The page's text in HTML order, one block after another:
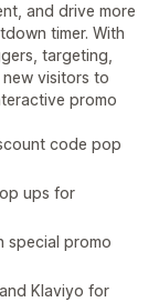
and drive more
timer. With
targeting,
visitors to
promo
code pop
ups for
special promo
Klaviyo for